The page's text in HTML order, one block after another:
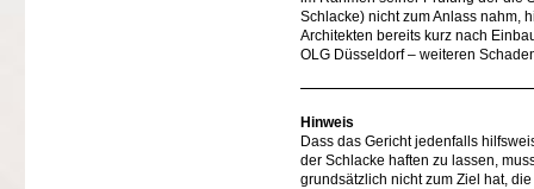
Schlacke) nicht zum Anlass nahm,
Architekten bereits kurz nach
OLG Düsseldorf – weiteren
Hinweis
Dass das Gericht jedenfalls
der Schlacke haften zu lassen,
grundsätzlich nicht zum Ziel hat,